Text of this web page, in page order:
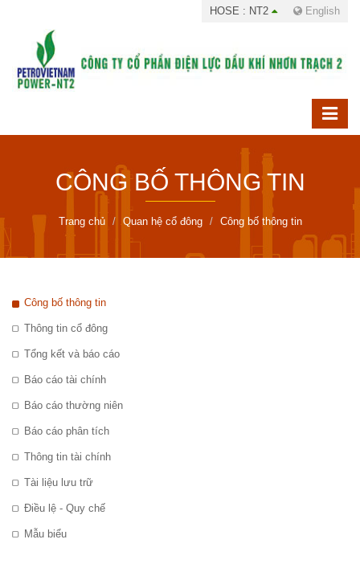
HOSE : NT2 English
CÔNG BỐ THÔNG TIN
Trang chủ Quan hệ cổ đông Công bố thông tin
Công bố thông tin
Thông tin cổ đông
Tổng kết và báo cáo
Báo cáo tài chính
Báo cáo thường niên
Báo cáo phân tích
Thông tin tài chính
Tài liệu lưu trữ
Điều lệ - Quy chế
Mẫu biểu